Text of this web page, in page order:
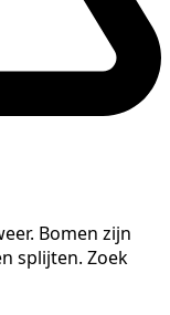
Bomen zijn
splijten. Zoek